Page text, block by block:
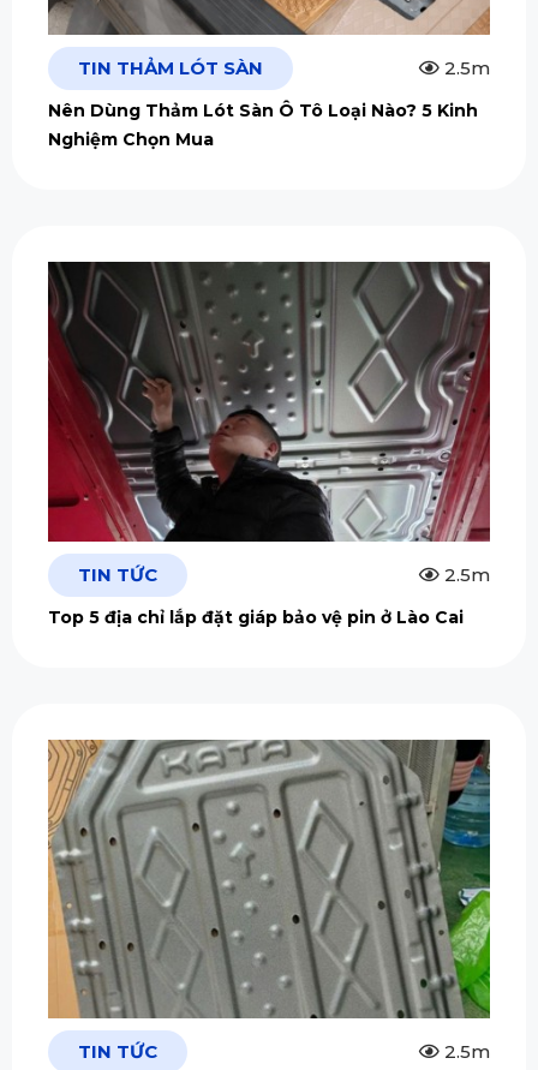
TIN THẢM LÓT SÀN 2.5m
Nên Dùng Thảm Lót Sàn Ô Tô Loại Nào? 5 Kinh
Nghiệm Chọn Mua
TIN TỨC 2.5m
Top 5 địa chỉ lắp đặt giáp bảo vệ pin ở Lào Cai
TIN TỨC 2.5m